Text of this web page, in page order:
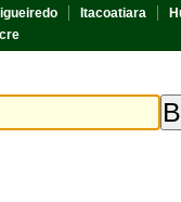
Itacoatiara